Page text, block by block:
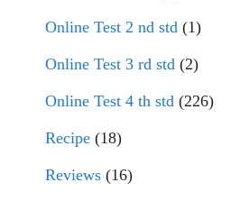
Online Test 2 nd std (1)
Online Test 3 rd std (2)
Online Test 4 th std (226)
Recipe (18)
Reviews (16)